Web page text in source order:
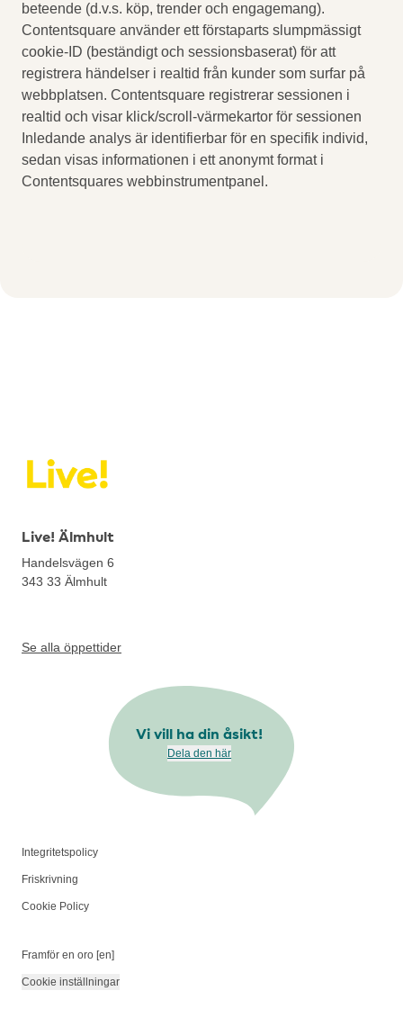
beteende (d.v.s. köp, trender och engagemang).
Contentsquare använder ett förstaparts slumpmässigt
cookie-ID (beständigt och sessionsbaserat) för att
registrera händelser i realtid från kunder som surfar på
webbplatsen. Contentsquare registrerar sessionen i
realtid och visar klick/scroll-värmekartor för sessionen
Inledande analys är identifierbar för en specifik individ,
sedan visas informationen i ett anonymt format i
Contentsquares webbinstrumentpanel.
Live! Älmhult
Handelsvägen 6
343 33 Älmhult
Se alla öppettider
Vi vill ha din åsikt!
Dela den här
Integritetspolicy
Friskrivning
Cookie Policy
Framför en oro [en]
Cookie inställningar